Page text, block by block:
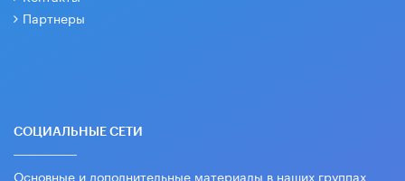
Партнеры
СОЦИАЛЬНЫЕ СЕТИ
Основные и дополнительные материалы в наших группах